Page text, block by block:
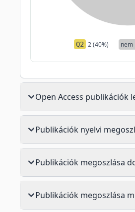
Q2 2 (40%) nem
Open Access publikációk
Publikációk nyelvi
Publikációk megoszlása
Publikációk megoszlása